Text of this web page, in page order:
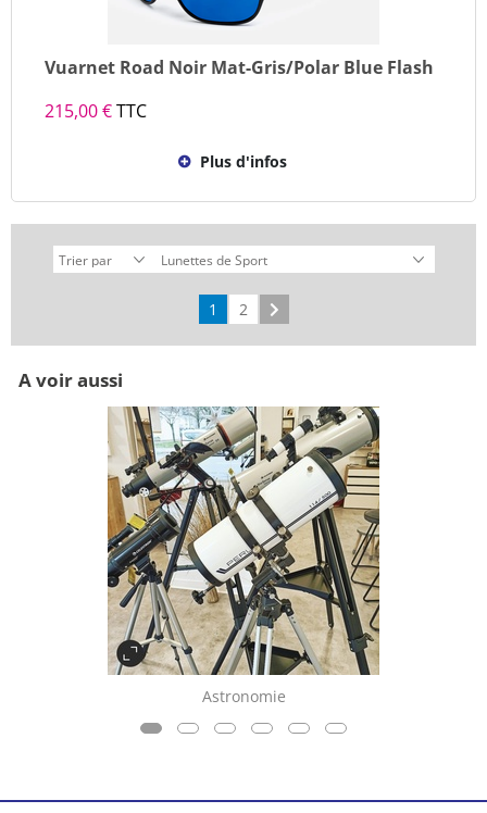
Vuarnet Road Noir Mat-Gris/Polar Blue Flash
215,00 €TTC
Plus d'infos
1 2
A voir aussi
Astronomie